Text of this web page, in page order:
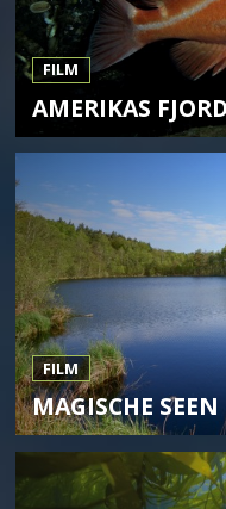
FILM
AMERIKAS
FILM
MAGISCHE SEEN